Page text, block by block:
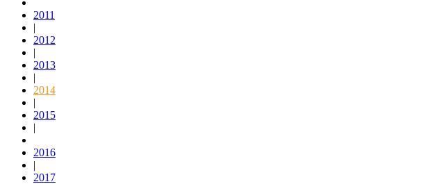
2011
|
2012
|
2013
|
2014
|
2015
|
2016
|
2017